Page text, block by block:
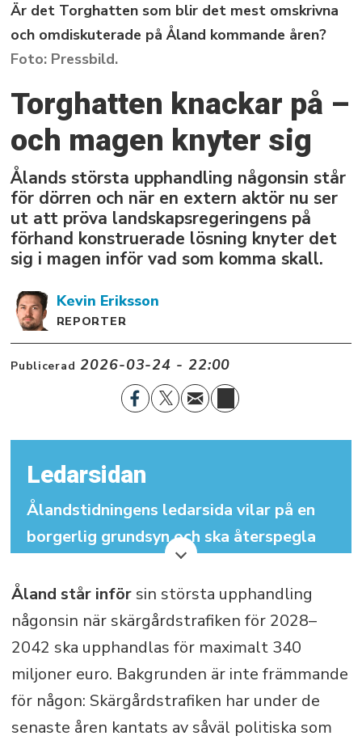
Är det Torghatten som blir det mest omskrivna
och omdiskuterade på Åland kommande åren?
Pressbild.
Torghatten knackar på –
och magen knyter sig
Ålands största upphandling någonsin står
för dörren och när en extern aktör nu ser
ut att pröva landskapsregeringens på
förhand konstruerade lösning knyter det
sig i magen inför vad som komma skall.
Kevin Eriksson
REPORTER
Publicerad 2026-03-24 - 22:00
Ledarsidan
Ålandstidningens ledarsida vilar på en
borgerlig grundsyn och ska återspegla
det traditionellt demokratiska åländska
samhället. Ledarsidan ska verka för att
utveckla ålänningarnas
självbestämmande samt för bevarandet
av Åland som ett enspråkigt svenskt
örike.
Åland står införsin största upphandling
någonsin när skärgårdstrafiken för 2028–
2042 ska upphandlas för maximalt 340
miljoner euro. Bakgrunden är inte främmande
för någon: Skärgårdstrafiken har under de
senaste åren kantats av såväl politiska som